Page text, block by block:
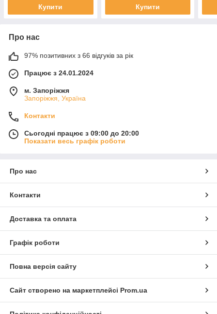
Купити Купити
Про нас
97% позитивних з 66 відгуків за рік
Працює з 24.01.2024
м. Запоріжжя
Запоріжжя, Україна
Контакти
Сьогодні працює з 09:00 до 20:00
Показати весь графік роботи
Про нас
Контакти
Доставка та оплата
Графік роботи
Повна версія сайту
Сайт створено на маркетплейсі Prom.ua